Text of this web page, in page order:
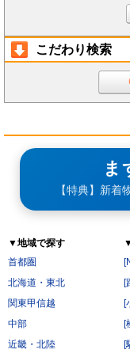
こだわり検索
ま
【特典】新
▼地域で探す
首都圏
北海道・東北
関東甲信越
中部
近畿・北陸
[
[
[
[